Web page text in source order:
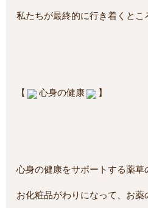
私たちが最終的に行き着くとこ
【 心身の健康 】
心身の健康をサポートする薬草
お化粧品がわりになって、お薬